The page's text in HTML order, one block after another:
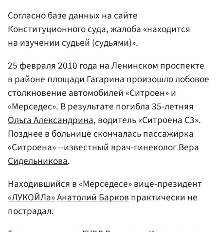
Согласно базе данных на сайте
Конституционного суда, жалоба «находится
на изучении судьей (судьями)».
25 февраля 2010 года на Ленинском проспекте
в районе площади Гагарина произошло лобовое
столкновение автомобилей «Ситроен» и
«Мерседес». В результате погибла 35-летняя
Ольга Александрина, водитель «Ситроена С3».
Позднее в больнице скончалась пассажирка
«Ситроена» --известный врач-гинекологВера
Сидельникова.
Находившийся в «Мерседесе» вице-президент
«ЛУКОЙЛа»Анатолий Барковпрактически не
пострадал.